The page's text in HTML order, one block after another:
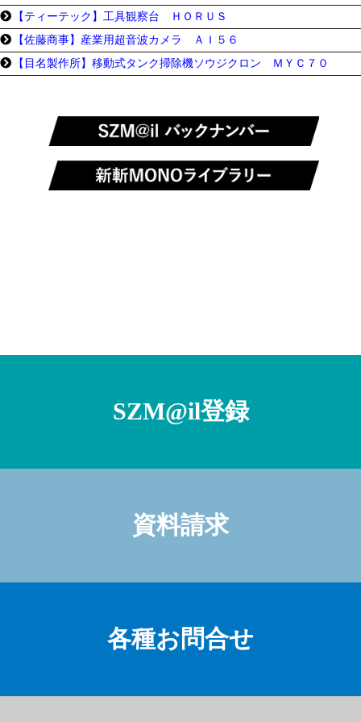
【ティーテック】工具観察台 ＨＯＲＵＳ
【佐藤商事】産業用超音波カメラ ＡＩ５６
【目名製作所】移動式タンク掃除機ソウジクロン ＭＹＣ７０
SZM@il登録
資料請求
各種お問合せ